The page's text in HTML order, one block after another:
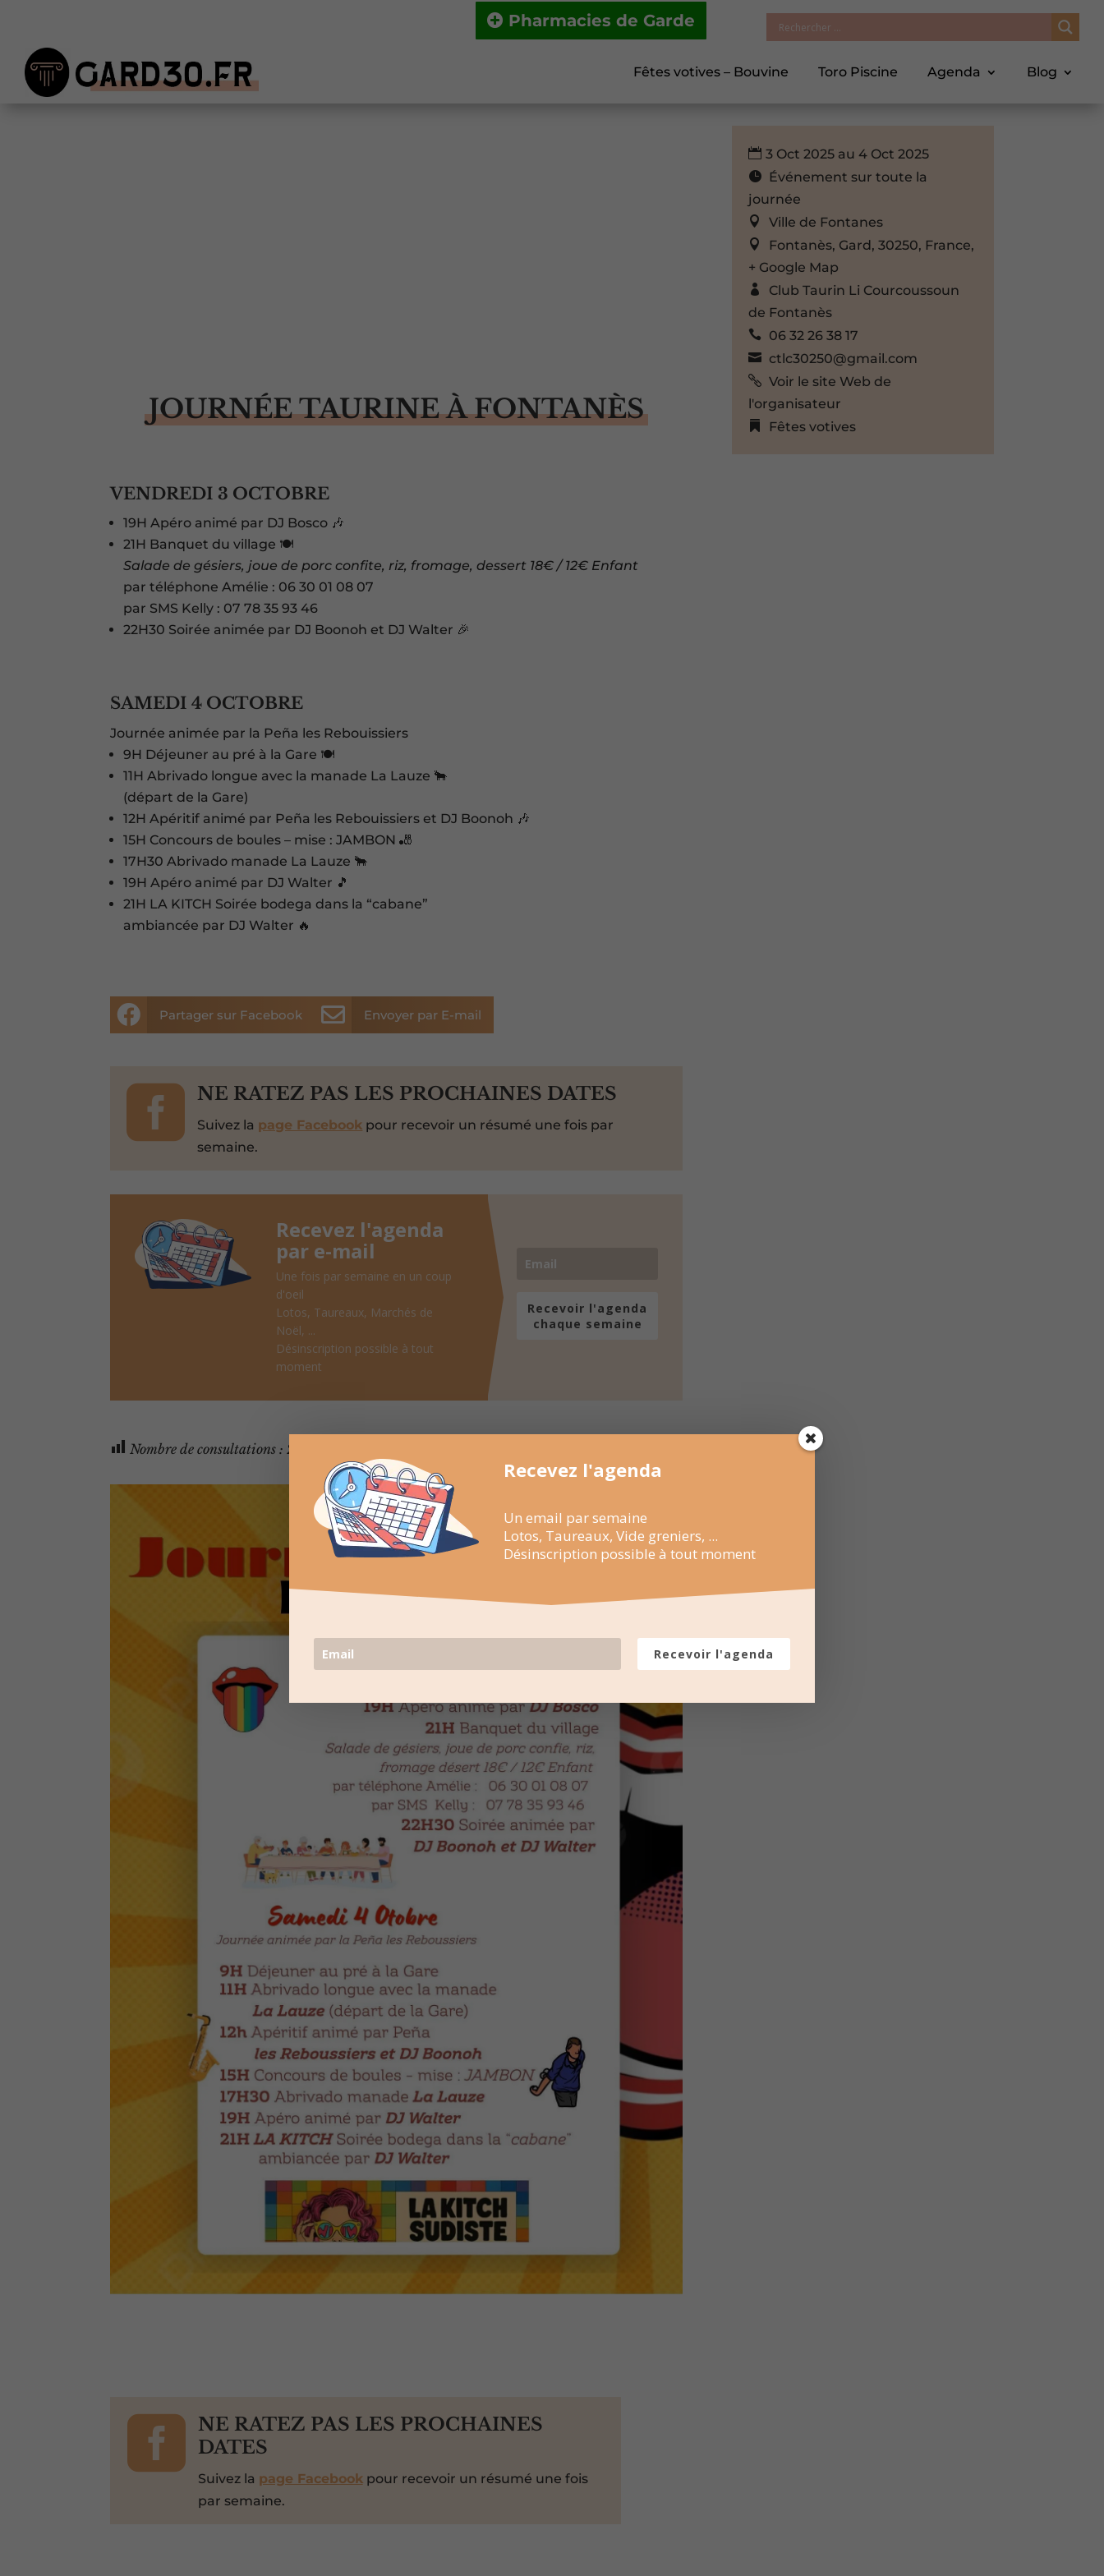
Pharmacies de Garde
Fêtes votives – Bouvine Toro Piscine Agenda Blog
JOURNÉE TAURINE À FONTANÈS
VENDREDI 3 OCTOBRE
19H Apéro animé par DJ Bosco 🎶
21H Banquet du village 🍽️
Salade de gésiers, joue de porc confite, riz, fromage, dessert 18€ / 12€ Enfant
par téléphone Amélie : 06 30 01 08 07
par SMS Kelly : 07 78 35 93 46
22H30 Soirée animée par DJ Boonoh et DJ Walter 🎉
SAMEDI 4 OCTOBRE
Journée animée par la Peña les Rebouissiers
9H Déjeuner au pré à la Gare 🍽️
11H Abrivado longue avec la manade La Lauze 🐂
(départ de la Gare)
12H Apéritif animé par Peña les Rebouissiers et DJ Boonoh 🎶
15H Concours de boules – mise : JAMBON 🎳
17H30 Abrivado manade La Lauze 🐂
19H Apéro animé par DJ Walter 🎵
21H LA KITCH Soirée bodega dans la “cabane”
ambiancée par DJ Walter 🔥
 Partager sur Facebook  Envoyer par E-mail
 NE RATEZ PAS LES PROCHAINES DATES
Suivez la page Facebook pour recevoir un résumé une fois par
semaine.
Recevez l'agenda
par e-mail
Une fois par semaine en un coup
d'oeil
Lotos, Taureaux, Marchés de
Noël, ...
Désinscription possible à tout
moment
Recevoir l'agenda
chaque semaine
Nombre de consultations : 263
3 Oct 2025 au 4 Oct 2025
Événement sur toute la
journée
Ville de Fontanes
Fontanès, Gard, 30250, France,
+ Google Map
Club Taurin Li Courcoussoun
de Fontanès
06 32 26 38 17
ctlc30250@gmail.com
Voir le site Web de
l'organisateur
Fêtes votives

NE RATEZ PAS LES PROCHAINES
DATES
Suivez la page Facebookpour recevoir un résumé une fois
par semaine.
Recevez l'agenda
Un email par semaine
Lotos, Taureaux, Vide greniers, ...
Désinscription possible à tout moment
Recevoir l'agenda